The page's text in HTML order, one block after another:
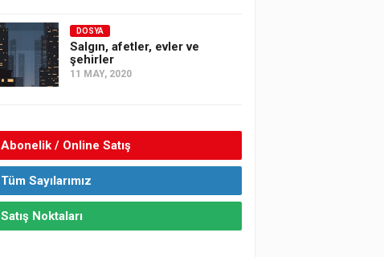
DOSYA
Salgın, afetler, evler ve
şehirler
11 MAY, 2020
Abonelik / Online Satış
Tüm Sayılarımız
Satış Noktaları